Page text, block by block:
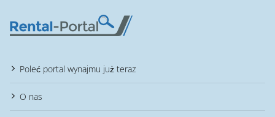
Poleć portal wynajmu już teraz
O nas